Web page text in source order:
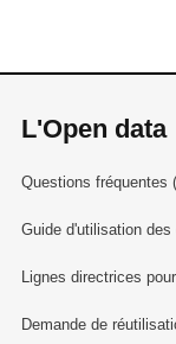
L'Open data
Questions fréquentes
Guide d'utilisation
Lignes directrices
Demande de